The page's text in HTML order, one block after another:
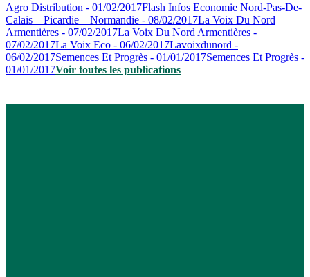
Agro Distribution - 01/02/2017Flash Infos Economie Nord-Pas-De-
Calais – Picardie – Normandie - 08/02/2017La Voix Du Nord
Armentières - 07/02/2017La Voix Du Nord Armentières -
07/02/2017La Voix Eco - 06/02/2017Lavoixdunord -
06/02/2017Semences Et Progrès - 01/01/2017Semences Et Progrès -
01/01/2017Voir toutes les publications